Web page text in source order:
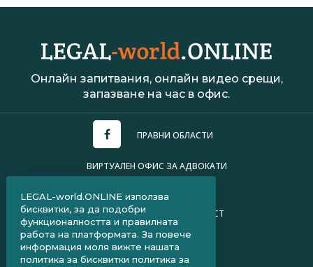
Онлайн запитвания, онлайн видео срещи,
запазване на час в офис.
ПРАВНИ ОБЛАСТИ
ВИРТУАЛЕН ОФИС ЗА АДВОКАТИ
ПОЛИТИКА ЗА ПОВЕРИТЕЛНОСТ
ЧЗВ ЗА КЛИЕНТИ
ЧЗВ ЗА АДВОКАТИ
LEGAL-world.ONLINE използва
бисквитки, за да подобри
функционалността и правилната
работа на платформата. За повече
информация моля вижте нашата
политика за бисквитки политика за